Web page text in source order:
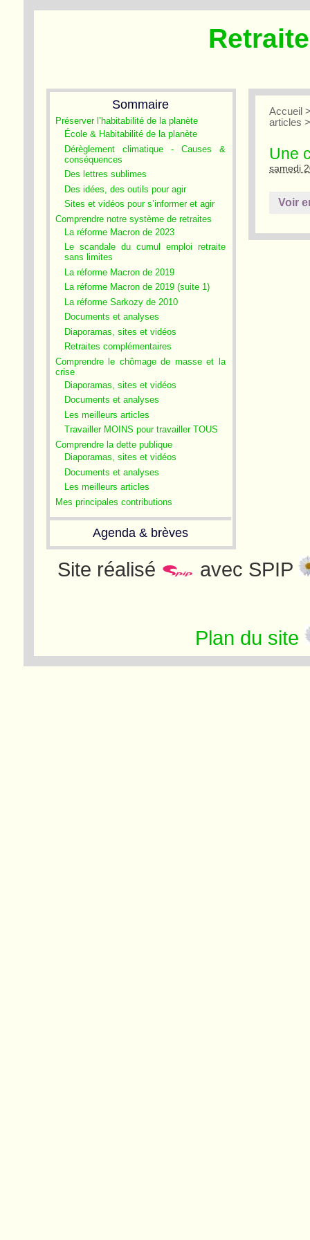
Sommaire
Préserver l’habitabilité de la planète
École & Habitabilité de la planète
Dérèglement climatique - Causes &
conséquences
Des lettres sublimes
Des idées, des outils pour agir
Sites et vidéos pour s’informer et agir
Comprendre notre système de retraites
La réforme Macron de 2023
Le scandale du cumul emploi retraite
sans limites
La réforme Macron de 2019
La réforme Macron de 2019 (suite 1)
La réforme Sarkozy de 2010
Documents et analyses
Diaporamas, sites et vidéos
Retraites complémentaires
Comprendre le chômage de masse et la
crise
Diaporamas, sites et vidéos
Documents et analyses
Les meilleurs articles
Travailler MOINS pour travailler TOUS
Comprendre la dette publique
Diaporamas, sites et vidéos
Documents et analyses
Les meilleurs articles
Mes principales contributions
Agenda & brèves
Accueil
articles
Une
samedi
Voir
Site réalisé avec SPIP
Plan du site